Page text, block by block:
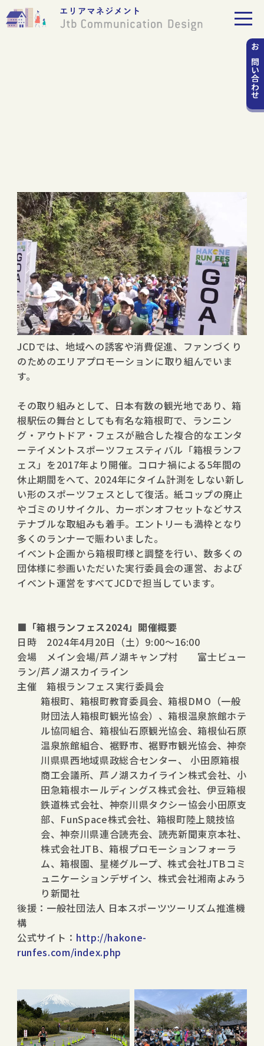
お問い
合わせ
「箱根ランフェス」
新たなスポーツイベントを通じた
交流人口の創造
－取り組み事例紹介－
「箱根ランフェス」2017年より開催
JCDでは、地域への誘客や消費促進、ファンづくり
のためのエリアプロモーションに取り組んでいま
す。
その取り組みとして、日本有数の観光地であり、箱
根駅伝の舞台としても有名な箱根町で、ランニン
グ・アウトドア・フェスが融合した複合的なエンタ
ーテイメントスポーツフェスティバル「箱根ランフ
ェス」を2017年より開催。コロナ禍による5年間の
休止期間をへて、2024年にタイム計測をしない新し
い形のスポーツフェスとして復活。紙コップの廃止
やゴミのリサイクル、カーボンオフセットなどサス
テナブルな取組みも着手。エントリーも満枠となり
多くのランナーで賑わいました。
イベント企画から箱根町様と調整を行い、数多くの
団体様に参画いただいた実行委員会の運営、および
イベント運営をすべてJCDで担当しています。
■「箱根ランフェス2024」開催概要
日時 2024年4月20日（土）9:00～16:00
会場 メイン会場/芦ノ湖キャンプ村 富士ビュー
ラン/芦ノ湖スカイライン
主催 箱根ランフェス実行委員会
箱根町、箱根町教育委員会、箱根DMO（一般
財団法人箱根町観光協会）、箱根温泉旅館ホテ
ル協同組合、箱根仙石原観光協会、箱根仙石原
温泉旅館組合、裾野市、裾野市観光協会、神奈
川県県西地域県政総合センター、 小田原箱根
商工会議所、芦ノ湖スカイライン株式会社、小
田急箱根ホールディングス株式会社、伊豆箱根
鉄道株式会社、神奈川県タクシー協会小田原支
部、FunSpace株式会社、箱根町陸上競技協
会、神奈川県連合読売会、読売新聞東京本社、
株式会社JTB、箱根プロモーションフォーラ
ム、箱根園、星槎グループ、株式会社JTBコミ
ュニケーションデザイン、株式会社湘南よみう
り新聞社
後援：一般社団法人 日本スポーツツーリズム推進機
構
公式サイト： http://hakone-
runfes.com/index.php